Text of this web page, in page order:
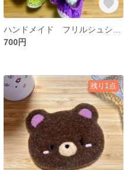
700円
残り1点